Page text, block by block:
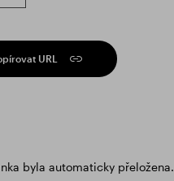
URL
byla automaticky přeložena.